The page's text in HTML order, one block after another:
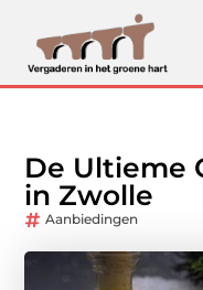
De Ultieme
in Zwolle
Aanbiedingen